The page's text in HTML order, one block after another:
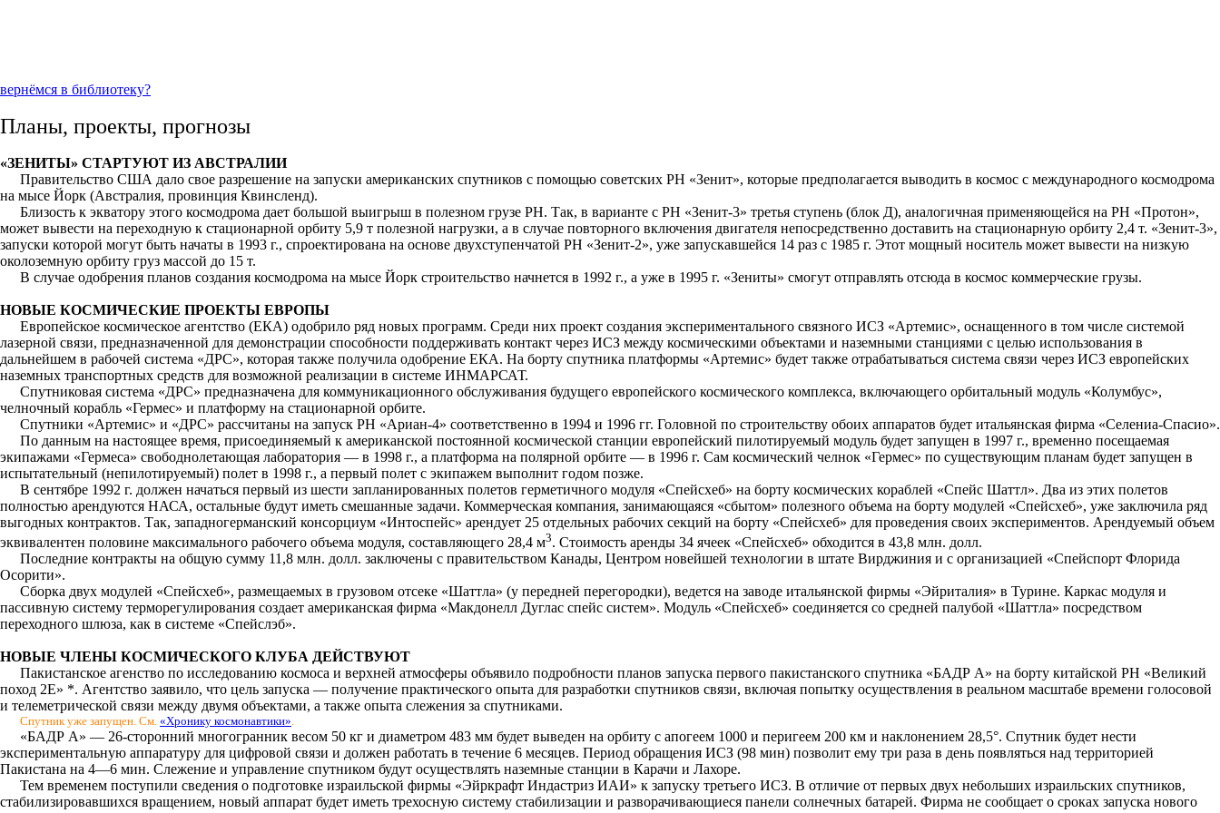
вернёмся в библиотеку?
Планы, проекты, прогнозы
«ЗЕНИТЫ» СТАРТУЮТ ИЗ АВСТРАЛИИ
Правительство США дало свое разрешение на запуски американских спутников с помощью советских РН «Зенит», которые предполагается выводить в космос с международного космодрома
на мысе Йорк (Австралия, провинция Квинсленд).
Близость к экватору этого космодрома дает большой выигрыш в полезном грузе РН. Так, в варианте с РН «Зенит-3» третья ступень (блок Д), аналогичная применяющейся на РН «Протон»,
может вывести на переходную к стационарной орбиту 5,9 т полезной нагрузки, а в случае повторного включения двигателя непосредственно доставить на стационарную орбиту 2,4 т. «Зенит-3»,
запуски которой могут быть начаты в 1993 г., спроектирована на основе двухступенчатой РН «Зенит-2», уже запускавшейся 14 раз с 1985 г. Этот мощный носитель может вывести на низкую
околоземную орбиту груз массой до 15 т.
В случае одобрения планов создания космодрома на мысе Йорк строительство начнется в 1992 г., а уже в 1995 г. «Зениты» смогут отправлять отсюда в космос коммерческие грузы.
НОВЫЕ КОСМИЧЕСКИЕ ПРОЕКТЫ ЕВРОПЫ
Европейское космическое агентство (ЕКА) одобрило ряд новых программ. Среди них проект создания экспериментального связного ИСЗ «Артемис», оснащенного в том числе системой
лазерной связи, предназначенной для демонстрации способности поддерживать контакт через ИСЗ между космическими объектами и наземными станциями с целью использования в
дальнейшем в рабочей система «ДРС», которая также получила одобрение ЕКА. На борту спутника платформы «Артемис» будет также отрабатываться система связи через ИСЗ европейских
наземных транспортных средств для возможной реализации в системе ИНМАРСАТ.
Спутниковая система «ДРС» предназначена для коммуникационного обслуживания будущего европейского космического комплекса, включающего орбитальный модуль «Колумбус»,
челночный корабль «Гермес» и платформу на стационарной орбите.
Спутники «Артемис» и «ДРС» рассчитаны на запуск РН «Ариан-4» соответственно в 1994 и 1996 гг. Головной по строительству обоих аппаратов будет итальянская фирма «Селениа-Спасио».
По данным на настоящее время, присоединяемый к американской постоянной космической станции европейский пилотируемый модуль будет запущен в 1997 г., временно посещаемая
экипажами «Гермеса» свободнолетающая лаборатория — в 1998 г., а платформа на полярной орбите — в 1996 г. Сам космический челнок «Гермес» по существующим планам будет запущен в
испытательный (непилотируемый) полет в 1998 г., а первый полет с экипажем выполнит годом позже.
В сентябре 1992 г. должен начаться первый из шести запланированных полетов герметичного модуля «Спейсхеб» на борту космических кораблей «Спейс Шаттл». Два из этих полетов
полностью арендуются НАСА, остальные будут иметь смешанные задачи. Коммерческая компания, занимающаяся «сбытом» полезного объема на борту модулей «Спейсхеб», уже заключила ряд
выгодных контрактов. Так, западногерманский консорциум «Интоспейс» арендует 25 отдельных рабочих секций на борту «Спейсхеб» для проведения своих экспериментов. Арендуемый объем
эквивалентен половине максимального рабочего объема модуля, составляющего 28,4 м3. Стоимость аренды 34 ячеек «Спейсхеб» обходится в 43,8 млн. долл.
Последние контракты на общую сумму 11,8 млн. долл. заключены с правительством Канады, Центром новейшей технологии в штате Вирджиния и с организацией «Спейспорт Флорида
Осорити».
Сборка двух модулей «Спейсхеб», размещаемых в грузовом отсеке «Шаттла» (у передней перегородки), ведется на заводе итальянской фирмы «Эйриталия» в Турине. Каркас модуля и
пассивную систему терморегулирования создает американская фирма «Макдонелл Дуглас спейс систем». Модуль «Спейсхеб» соединяется со средней палубой «Шаттла» посредством
переходного шлюза, как в системе «Спейслэб».
НОВЫЕ ЧЛЕНЫ КОСМИЧЕСКОГО КЛУБА ДЕЙСТВУЮТ
Пакистанское агенство по исследованию космоса и верхней атмосферы объявило подробности планов запуска первого пакистанского спутника «БАДР А» на борту китайской РН «Великий
поход 2Е» *. Агентство заявило, что цель запуска — получение практического опыта для разработки спутников связи, включая попытку осуществления в реальном масштабе времени голосовой
и телеметрической связи между двумя объектами, а также опыта слежения за спутниками.
Спутник уже запущен. См. «Хронику космонавтики».
«БАДР А» — 26-сторонний многогранник весом 50 кг и диаметром 483 мм будет выведен на орбиту с апогеем 1000 и перигеем 200 км и наклонением 28,5°. Спутник будет нести
экспериментальную аппаратуру для цифровой связи и должен работать в течение 6 месяцев. Период обращения ИСЗ (98 мин) позволит ему три раза в день появляться над территорией
Пакистана на 4—6 мин. Слежение и управление спутником будут осуществлять наземные станции в Карачи и Лахоре.
Тем временем поступили сведения о подготовке израильской фирмы «Эйркрафт Индастриз ИАИ» к запуску третьего ИСЗ. В отличие от первых двух небольших израильских спутников,
стабилизировавшихся вращением, новый аппарат будет иметь трехосную систему стабилизации и разворачивающиеся панели солнечных батарей. Фирма не сообщает о сроках запуска нового